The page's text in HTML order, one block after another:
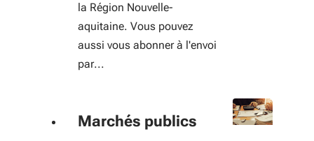
la Région Nouvelle-
aquitaine. Vous pouvez
aussi vous abonner à l'envoi
par...
Marchés publics